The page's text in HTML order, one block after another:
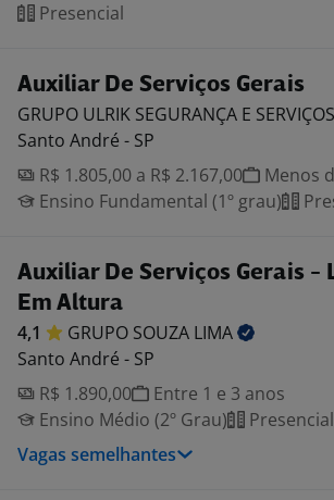
Presencial
Auxiliar De Serviços Gerais
GRUPO ULRIK SEGURANÇA E SERVIÇOS
Santo André - SP
R$ 1.805,00 a R$ 2.167,00
Menos
Ensino Fundamental (1º grau)
Auxiliar De Serviços Gerais -
Em Altura
4,1 GRUPO SOUZA LIMA
Santo André - SP
R$ 1.890,00
Entre 1 e 3 anos
Ensino Médio (2º Grau)
Presencial
Vagas semelhantes